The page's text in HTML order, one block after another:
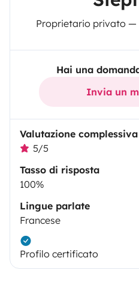
Proprietario privato —
Hai una
Invia un
Valutazione complessiva
5/5
Tasso di risposta
100%
Lingue parlate
Francese
Profilo certificato